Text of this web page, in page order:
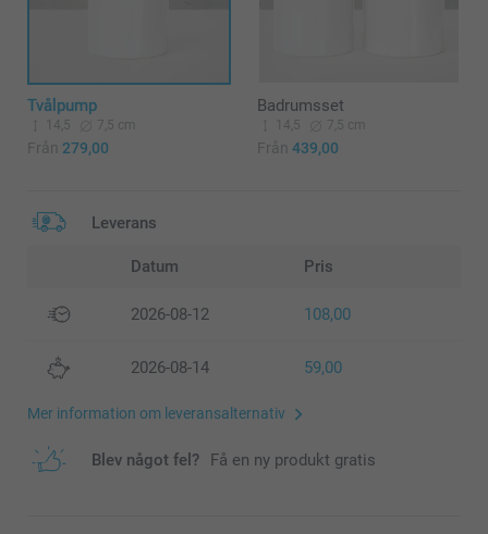
Tvålpump
14,5 7,5 cm
Från 279,00
Badrumsset
14,5 7,5 cm
Från 439,00
Leverans
Datum Pris
2026-08-12 108,00
2026-08-14 59,00
Mer information om leveransalternativ
Blev något fel? Få en ny produkt gratis